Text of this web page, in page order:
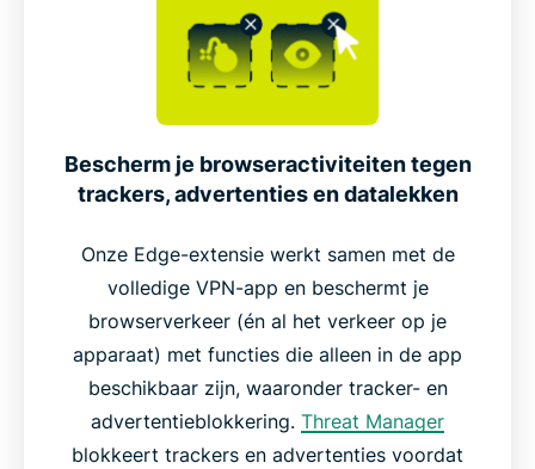
Bescherm je browseractiviteiten tegen
trackers, advertenties en datalekken
Onze Edge-extensie werkt samen met de
volledige VPN-app en beschermt je
browserverkeer (én al het verkeer op je
apparaat) met functies die alleen in de app
beschikbaar zijn, waaronder tracker- en
advertentieblokkering. Threat Manager
blokkeert trackers en advertenties voordat